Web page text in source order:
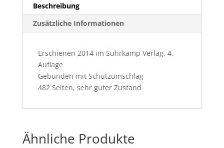
Beschreibung
Zusätzliche Informationen
Erschienen 2014 im Suhrkamp Verlag. 4.
Auflage
Gebunden mit Schutzumschlag
482 Seiten, sehr guter Zustand
Ähnliche Produkte